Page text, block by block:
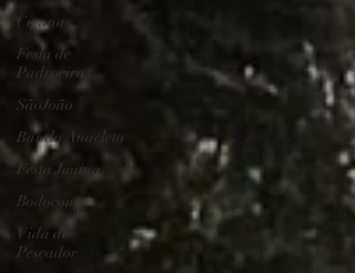
Cigana
Festa de
Padroeira
SãoJoão
Bar do Anacleto
Festa Junina
Bodocongó
Vida de
Pescador